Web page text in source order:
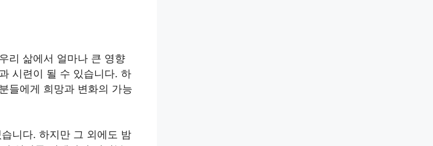
리 삶에서 얼마나 큰 영향
시련이 될 수 있습니다. 하
들에게 희망과 변화의 가능
니다. 하지만 그 외에도 밤